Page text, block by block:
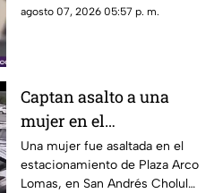
donde se recordó a las
agosto 07, 2026 05:57 p. m.
Captan asalto a una
mujer en el
estacionamiento de
Plaza Arco Lomas
Una mujer fue asaltada en el
estacionamiento de Plaza Arco
Lomas, en San Andrés Cholula.